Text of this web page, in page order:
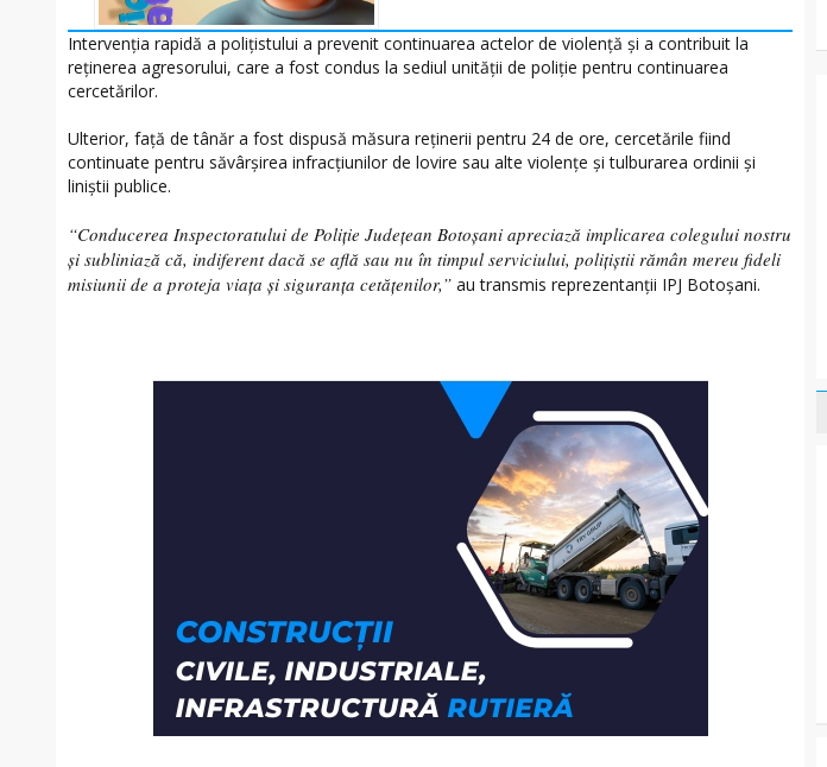
Intervenția rapidă a polițistului a prevenit continuarea actelor de violență și a contribuit la
reținerea agresorului, care a fost condus la sediul unității de poliție pentru continuarea
cercetărilor.
Ulterior, față de tânăr a fost dispusă măsura reținerii pentru 24 de ore, cercetările fiind
continuate pentru săvârșirea infracțiunilor de lovire sau alte violențe și tulburarea ordinii și
liniștii publice.
“Conducerea Inspectoratului de Poliție Județean Botoșani apreciază implicarea colegului nostru
și subliniază că, indiferent dacă se află sau nu în timpul serviciului, polițiștii rămân mereu fideli
misiunii de a proteja viața și siguranța cetățenilor,” au transmis reprezentanții IPJ Botoșani.